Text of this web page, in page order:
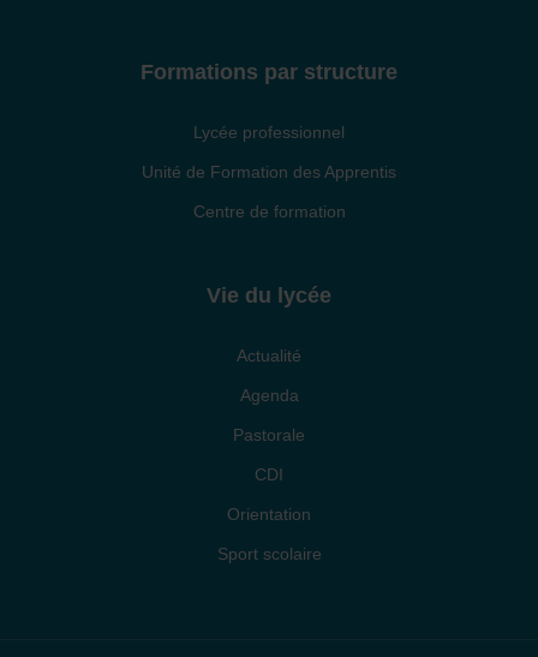
Formations par structure
Lycée professionnel
Unité de Formation des Apprentis
Centre de formation
Vie du lycée
Actualité
Agenda
Pastorale
CDI
Orientation
Sport scolaire